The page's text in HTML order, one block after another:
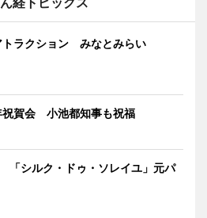
トラクション みなとみらい
祝賀会 小池都知事も祝福
シルク・ドゥ・ソレイユ」元パ